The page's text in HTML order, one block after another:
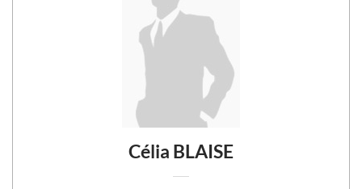
Célia BLAISE